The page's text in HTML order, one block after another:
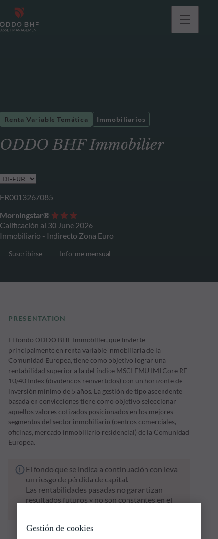
ODDO BHF Immobilier
Renta Variable Temática Immobiliarios
FR0013267085
Morningstar®
Calificación al 30 June 2026
Inmobiliario - Indirecto Zona Euro
Suscribirse Informe mensual
PRESENTATION
El fondo ODDO BHF Immobilier, que invierte
principalmente en renta variable inmobiliaria de la
Comunidad Europea, tiene como objetivo lograr una
rentabilidad superior a la del índice MSCI EMU IMI Core RE
10/40 Index (dividendos reinvertidos) con un horizonte de
inversión mínimo de 5 años. La gestión de tipo ascendente
basada en convicciones tiene como objetivo seleccionar
aquellos valores cotizados posicionados en los mejores
segmentos del sector inmobiliario (centros comerciales,
oficinas, mercado inmobiliario residencial) de la Comunidad
Europea.
El fondo que se indica a continuación conlleva
un riesgo de pérdida de capital.
Las rentabilidades pasadas no garantizan
resultados futuros y no son constantes en el
Gestión de cookies